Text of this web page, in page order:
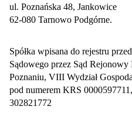
ul. Poznańska 48, Jankowice
62-080 Tarnowo Podgórne.
Spółka wpisana do rejestru
Sądowego przez Sąd
Poznaniu, VIII Wydział
pod numerem KRS
302821772